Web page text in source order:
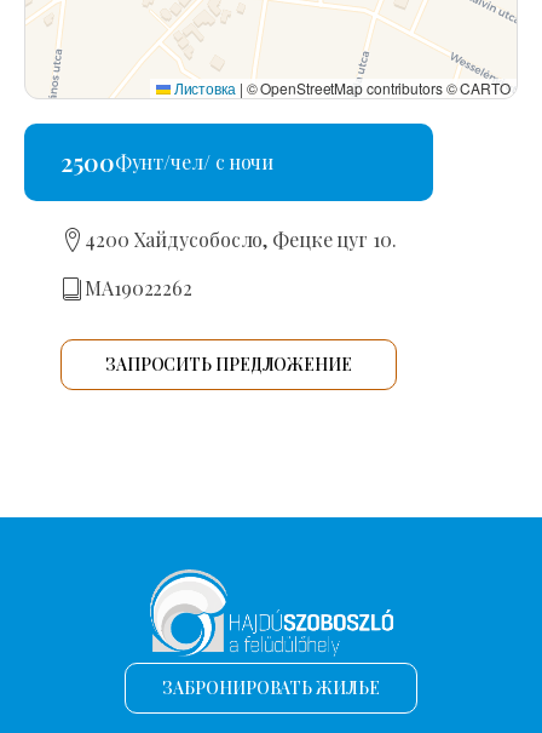
Листовка | © OpenStreetMap contributors © CARTO
2500Фунт/чел/ с ночи
4200 Хайдусобосло, Фецке цуг 10.
MA19022262
ЗАПРОСИТЬ ПРЕДЛОЖЕНИЕ
ЗАБРОНИРОВАТЬ ЖИЛЬЕ